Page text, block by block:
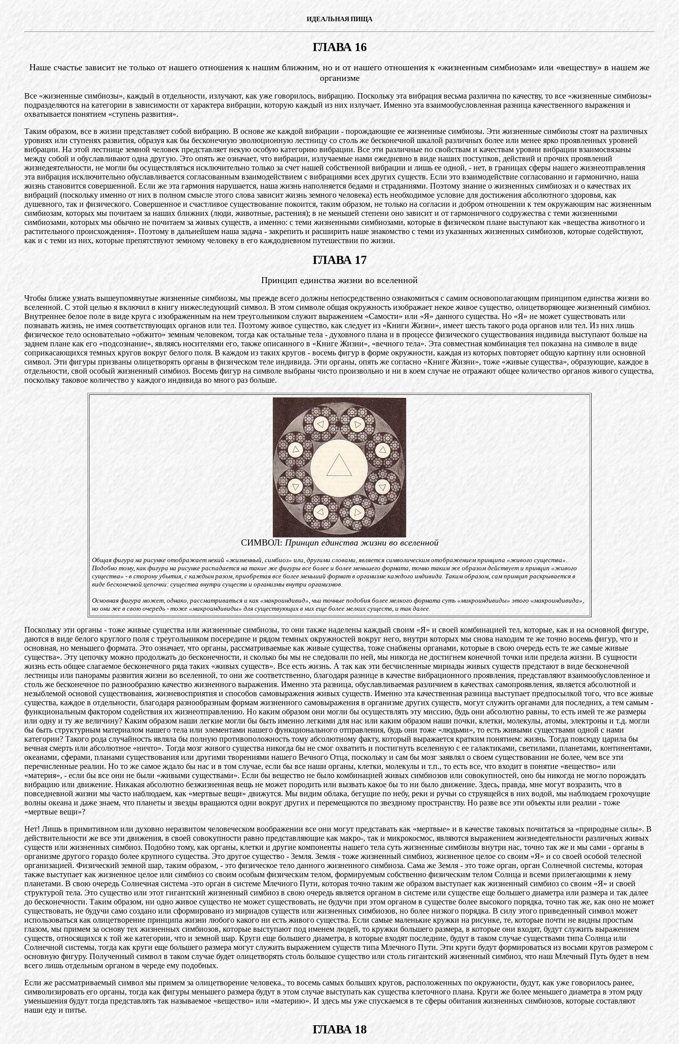
ИДЕАЛЬНАЯ ПИЩА
ГЛАВА 16
Наше счастье зависит не только от нашего отношения к нашим ближним, но и от нашего отношения к «жизненным симбиозам» или «веществу» в нашем же
организме
Все «жизненные симбиозы», каждый в отдельности, излучают, как уже говорилось, вибрацию. Поскольку эта вибрация весьма различна по качеству, то все «жизненные симбиозы»
подразделяются на категории в зависимости от характера вибрации, которую каждый из них излучает. Именно эта взаимообусловленная разница качественного выражения и
охватывается понятием «ступень развития».
Таким образом, все в жизни представляет собой вибрацию. В основе же каждой вибрации - порождающие ее жизненные симбиозы. Эти жизненные симбиозы стоят на различных
уровнях или ступенях развития, образуя как бы бесконечную эволюционную лестницу со столь же бесконечной шкалой различных более или менее ярко проявленных уровней
вибрации. На этой лестнице земной человек представляет некую особую категорию вибрации. Все эти различные по свойствам и качествам уровни вибрации взаимосвязаны
между собой и обуславливают одна другую. Это опять же означает, что вибрации, излучаемые нами ежедневно в виде наших поступков, действий и прочих проявлений
жизнедеятельности, не могли бы осуществляться исключительно только за счет нашей собственной вибрации и лишь ее одной, - нет, в границах сферы нашего жизнеотправления
эта вибрация исключительно обуславливается согласованным взаимодействием с вибрациями всех других существ. Если это взаимодействие согласованно и гармонично, наша
жизнь становится совершенной. Если же эта гармония нарушается, наша жизнь наполняется бедами и страданиями. Поэтому знание о жизненных симбиозах и о качествах их
вибраций (поскольку именно от них в полном смысле этого слова зависит жизнь земного человека) есть необходимое условие для достижения абсолютного здоровья, как
душевного, так и физического. Совершенное и счастливое существование покоится, таким образом, не только на согласии и добром отношении к тем окружающим нас жизненным
симбиозам, которых мы почитаем за наших ближних (люди, животные, растения); в не меньшей степени оно зависит и от гармоничного содружества с теми жизненными
симбиозами, которых мы обычно не почитаем за живых существ, а именно: с теми жизненными симбиозами, которые в физическом плане выступают как «вещества животного и
растительного происхождения». Поэтому в дальнейшем наша задача - закрепить и расширить наше знакомство с теми из указанных жизненных симбиозов, которые содействуют,
как и с теми из них, которые препятствуют земному человеку в его каждодневном путешествии по жизни.
ГЛАВА 17
Принцип единства жизни во вселенной
Чтобы ближе узнать вышеупомянутые жизненные симбиозы, мы прежде всего должны непосредственно ознакомиться с самим основополагающим принципом единства жизни во
вселенной. С этой целью я включил в книгу нижеследующий символ. В этом символе общая окружность изображает некое живое существо, олицетворяющее жизненный симбиоз.
Внутреннее белое поле в виде круга с изображенным на нем треугольником служит выражением «Самости» или «Я» данного существа. Но «Я» не может существовать или
познавать жизнь, не имея соответствующих органов или тел. Поэтому живое существо, как следует из «Книги Жизни», имеет шесть такого рода органов или тел. Из них лишь
физическое тело основательно «обжито» земным человеком, тогда как остальные тела - духовного плана и в процессе физического существования индивида выступают больше на
заднем плане как его «подсознание», являясь носителями его, также описанного в «Книге Жизни», «вечного тела». Эта совместная комбинация тел показана на символе в виде
соприкасающихся темных кругов вокруг белого поля. В каждом из таких кругов - восемь фигур в форме окружности, каждая из которых повторяет общую картину или основной
символ. Эти фигуры призваны олицетворять органы в физическом теле индивида. Эти органы, опять же согласно «Книге Жизни», тоже «живые существа», образующие, каждое в
отдельности, свой особый жизненный симбиоз. Восемь фигур на символе выбраны чисто произвольно и ни в коем случае не отражают общее количество органов живого существа,
поскольку таковое количество у каждого индивида во много раз больше.
СИМВОЛ: Принцип единства жизни во вселенной
Общая фигура на рисунке отображает некий «жизненный, симбиоз» или, другими словами, является символическим отображением принципа «живого существа».
Подобно тому, как фигура на рисунке распадается на такие же фигуры все более и более меньшего формата, точно таким же образом действует и принцип «живого
существа» - в сторону убытия, с каждым разом, приобретая все более меньший формат в организме каждого индивида. Таким образом, сам принцип раскрывается в
виде бесконечной цепочки: существа внутри существ и организмы внутри организмов.
Основная фигура может, однако, рассматриваться и как «макроиндивид», чьи точные подобия более мелкого формата суть «микроиндивиды» этого «макроиндивида»,
но они же в свою очередь - тоже «макроиндивиды» для существующих в них еще более мелких существ, и так далее.
Поскольку эти органы - тоже живые существа или жизненные симбиозы, то они также наделены каждый своим «Я» и своей комбинацией тел, которые, как и на основной фигуре,
даются в виде белого круглого поля с треугольником посередине и рядом темных окружностей вокруг него, внутри которых мы снова находим те же точно восемь фигур, что и
основная, но меньшего формата. Это означает, что органы, рассматриваемые как живые существа, тоже снабжены органами, которые в свою очередь есть те же самые живые
существа». Эту цепочку можно продолжать до бесконечности, и сколько бы мы не следовали по ней, мы никогда не достигнем конечной точки или предела жизни. В сущности
жизнь есть общее слагаемое бесконечного ряда таких «живых существ». Все есть жизнь. А так как эти бесчисленные мириады живых существ предстают в виде бесконечной
лестницы или панорамы развития жизни во вселенной, то они же соответственно, благодаря разнице в качестве вибрационного проявления, представляют взаимообусловленное и
столь же бесконечное по разнообразию качество жизненного выражения. Именно эта разница, обуславливаемая различием в качествах самопроявления, является абсолютной и
незыблемой основой существования, жизневосприятия и способов самовыражения живых существ. Именно эта качественная разница выступает предпосылкой того, что все живые
существа, каждое в отдельности, благодаря разнообразным формам жизненного самовыражения в организме других существ, могут служить органами для последних, а тем самым -
функциональным фактором содействия их жизнеотправлению. Но каким образом они могли бы осуществлять эту миссию, будь они абсолютно равны, то есть имей те же размеры
или одну и ту же величину? Каким образом наши легкие могли бы быть именно легкими для нас или каким образом наши почки, клетки, молекулы, атомы, электроны и т.д. могли
бы быть структурным материалом нашего тела или элементами нашего функционального отправления, будь они тоже «людьми», то есть живыми существами одной с нами
категории? Такого рода случайность являла бы полную противоположность тому абсолютному факту, который выражается кратким понятием: жизнь. Тогда повсюду царила бы
вечная смерть или абсолютное «ничто». Тогда мозг живого существа никогда бы не смог охватить и постигнуть вселенную с ее галактиками, светилами, планетами, континентами,
океанами, сферами, планами существования или другими творениями нашего Вечного Отца, поскольку и сам бы мозг заявлял о своем существовании не более, чем все эти
перечисленные реалии. Но то же самое ждало бы нас и в том случае, если бы все наши органы, клетки, молекулы и т.п., то есть все, что входит в понятие «вещество» или
«материя», - если бы все они не были «живыми существами». Если бы вещество не было комбинацией живых симбиозов или совокупностей, оно бы никогда не могло порождать
вибрацию или движение. Никакая абсолютно безжизненная вещь не может породить или вызвать какое бы то ни было движение. Здесь, правда, мне могут возразить, что в
повседневной жизни мы часто наблюдаем, как «мертвые вещи» движутся. Мы видим облака, бегущие по небу, реки и ручьи со струящейся в них водой, мы наблюдаем грохочущие
волны океана и даже знаем, что планеты и звезды вращаются одни вокруг других и перемещаются по звездному пространству. Но разве все эти объекты или реалии - тоже
«мертвые вещи»?
Нет! Лишь в примитивном или духовно неразвитом человеческом воображении все они могут представать как «мертвые» и в качестве таковых почитаться за «природные силы». В
действительности же все эти движения, в своей совокупности равно представляющие как макро-, так и микрокосмос, являются выражением жизнедеятельности различных живых
существ или жизненных симбиоз. Подобно тому, как органы, клетки и другие компоненты нашего тела суть жизненные симбиозы внутри нас, точно так же и мы сами - органы в
организме другого гораздо более крупного существа. Это другое существо - Земля. Земля - тоже жизненный симбиоз, жизненное целое со своим «Я» и со своей особой телесной
организацией. Физический земной шар, таким образом, - это физическое тело данного жизненного симбиоза. Сама же Земля - это тоже орган, орган Солнечной системы, которая
также выступает как жизненное целое или симбиоз со своим особым физическим телом, формируемым собственно физическим телом Солнца и всеми прилегающими к нему
планетами. В свою очередь Солнечная система -это орган в системе Млечного Пути, которая точно таким же образом выступает как жизненный симбиоз со своим «Я» и своей
структурой тела. Это существо или этот гигантский жизненный симбиоз в свою очередь является органом в системе или существе еще большего диаметра или размера и так далее
до бесконечности. Таким образом, ни одно живое существо не может существовать, не будучи при этом органом в существе более высокого порядка, точно так же, как оно не может
существовать, не будучи само создано или сформировано из мириадов существ или жизненных симбиозов, но более низкого порядка. В силу этого приведенный символ может
использоваться как олицетворение принципа жизни любого какого ни есть живого существа. Если самые маленькие кружки на рисунке, те, которые почти не видны простым
глазом, мы примем за основу тех жизненных симбиозов, которые выступают под именем людей, то кружки большего размера, в которые они входят, будут служить выражением
существ, относящихся к той же категории, что и земной шар. Круги еще большего диаметра, в которые входят последние, будут в таком случае существами типа Солнца или
Солнечной системы, тогда как круги еще большего размера могут служить выражением существ типа Млечного Пути. Эти круги будут формироваться из восьми кругов размером с
основную фигуру. Полученный символ в таком случае будет олицетворять столь большое существо или столь гигантский жизненный симбиоз, что наш Млечный Путь будет в нем
всего лишь отдельным органом в череде ему подобных.
Если же рассматриваемый символ мы примем за олицетворение человека., то восемь самых больших кругов, расположенных по окружности, будут, как уже говорилось ранее,
символизировать его органы, тогда как фигуры меньшего размера будут в этом случае выступать как существа клеточного плана. Круги же более меньшего диаметра в этом ряду
уменьшения будут тогда представлять так называемое «вещество» или «материю». И здесь мы уже спускаемся в те сферы обитания жизненных симбиозов, которые составляют
наши еду и питье.
ГЛАВА 18